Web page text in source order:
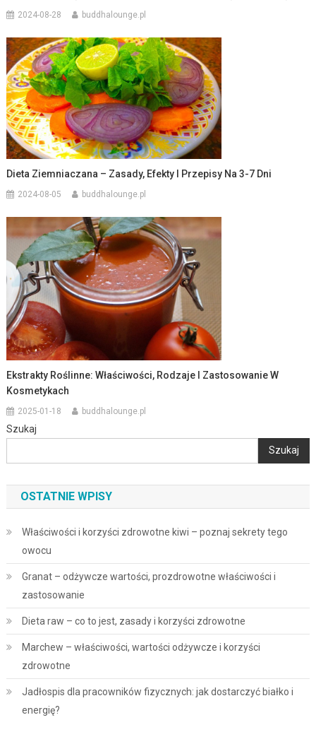
2024-08-28 buddhalounge.pl
Dieta Ziemniaczana – Zasady, Efekty I Przepisy Na 3-7 Dni
2024-08-05 buddhalounge.pl
Ekstrakty Roślinne: Właściwości, Rodzaje I Zastosowanie W
Kosmetykach
2025-01-18 buddhalounge.pl
Szukaj
Szukaj
OSTATNIE WPISY
Właściwości i korzyści zdrowotne kiwi – poznaj sekrety tego
owocu
Granat – odżywcze wartości, prozdrowotne właściwości i
zastosowanie
Dieta raw – co to jest, zasady i korzyści zdrowotne
Marchew – właściwości, wartości odżywcze i korzyści
zdrowotne
Jadłospis dla pracowników fizycznych: jak dostarczyć białko i
energię?